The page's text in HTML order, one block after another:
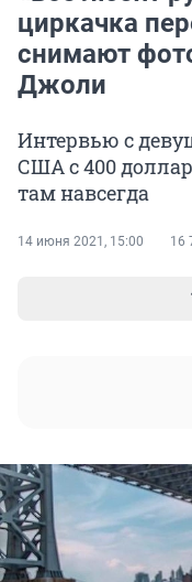
циркачка
снимают
Джоли
Интервью с
США с 400
там навсегда
14 июня 2021, 15:00 16